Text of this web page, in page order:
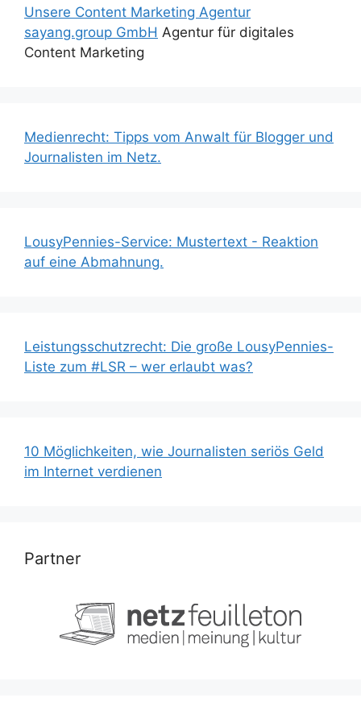
Unsere Content Marketing Agentur
sayang.group GmbH Agentur für digitales
Content Marketing
Medienrecht: Tipps vom Anwalt für Blogger und
Journalisten im Netz.
LousyPennies-Service: Mustertext - Reaktion
auf eine Abmahnung.
Leistungsschutzrecht: Die große LousyPennies-
Liste zum #LSR – wer erlaubt was?
10 Möglichkeiten, wie Journalisten seriös Geld
im Internet verdienen
Partner